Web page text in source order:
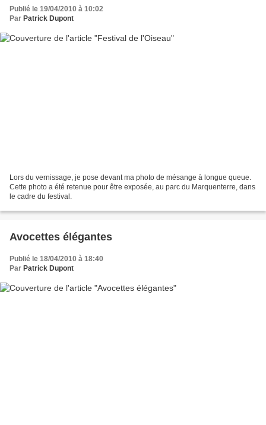
Publié le 19/04/2010 à 10:02
Par Patrick Dupont
Lors du vernissage, je pose devant ma photo de mésange à longue queue.
Cette photo a été retenue pour être exposée, au parc du Marquenterre, dans
le cadre du festival.
Avocettes élégantes
Publié le 18/04/2010 à 18:40
Par Patrick Dupont